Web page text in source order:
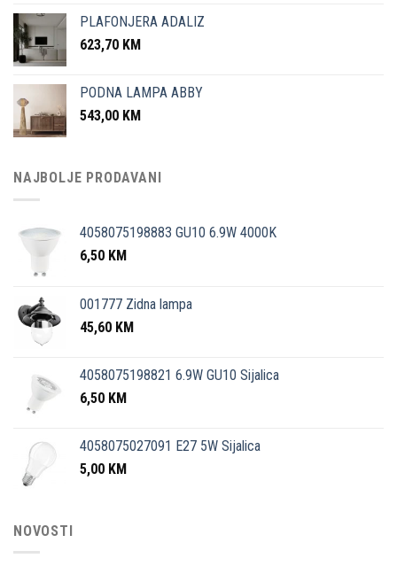
PLAFONJERA ADALIZ
623,70 KM
PODNA LAMPA ABBY
543,00 KM
NAJBOLJE PRODAVANI
4058075198883 GU10 6.9W 4000K
6,50 KM
001777 Zidna lampa
45,60 KM
4058075198821 6.9W GU10 Sijalica
6,50 KM
4058075027091 E27 5W Sijalica
5,00 KM
NOVOSTI